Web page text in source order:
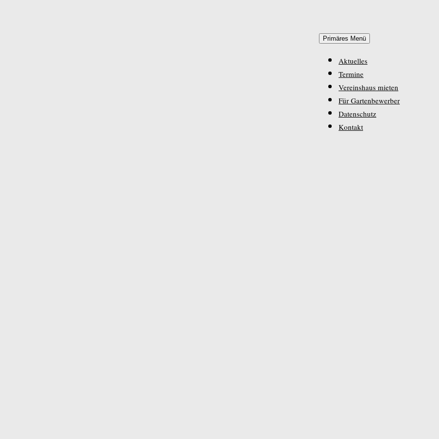
Primäres Menü
Aktuelles
Termine
Vereinshaus mieten
Für Gartenbewerber
Datenschutz
Kontakt
Lützenkirchen